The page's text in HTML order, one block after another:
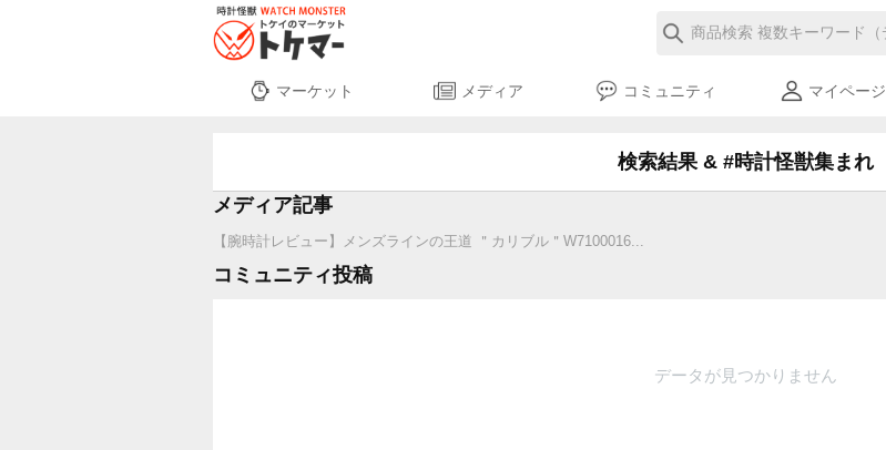
マーケット メディア コミュニティ マイページ
検索結果 & #時計怪獣集まれ
メディア記事
【腕時計レビュー】メンズラインの王道 ＂カリブル＂W7100016...
コミュニティ投稿
データが見つかりません